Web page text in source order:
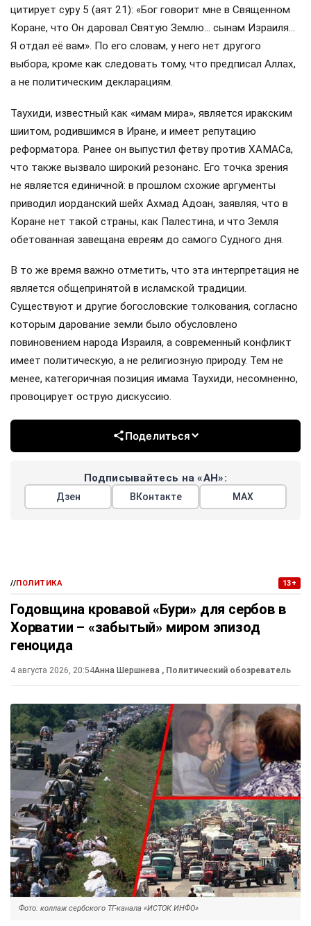
цитирует суру 5 (аят 21): «Бог говорит мне в Священном
Коране, что Он даровал Святую Землю… сынам Израиля…
Я отдал её вам». По его словам, у него нет другого
выбора, кроме как следовать тому, что предписал Аллах,
а не политическим декларациям.
Таухиди, известный как «имам мира», является иракским
шиитом, родившимся в Иране, и имеет репутацию
реформатора. Ранее он выпустил фетву против ХАМАСа,
что также вызвало широкий резонанс. Его точка зрения
не является единичной: в прошлом схожие аргументы
приводил иорданский шейх Ахмад Адоан, заявляя, что в
Коране нет такой страны, как Палестина, и что Земля
обетованная завещана евреям до самого Судного дня.
В то же время важно отметить, что эта интерпретация не
является общепринятой в исламской традиции.
Существуют и другие богословские толкования, согласно
которым дарование земли было обусловлено
повиновением народа Израиля, а современный конфликт
имеет политическую, а не религиозную природу. Тем не
менее, категоричная позиция имама Таухиди, несомненно,
провоцирует острую дискуссию.
Поделиться
Подписывайтесь на «АН»:
Дзен ВКонтакте МАХ
//ПОЛИТИКА 13+
Годовщина кровавой «Бури» для сербов в
Хорватии – «забытый» миром эпизод
геноцида
4 августа 2026, 20:54Анна Шершнева , Политический обозреватель
Фото: коллаж сербского ТГ-канала «ИСТОК ИНФО»